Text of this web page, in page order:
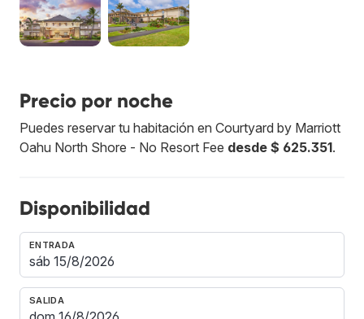
Precio por noche
Puedes reservar tu habitación en Courtyard by Marriott
Oahu North Shore - No Resort Fee desde $ 625.351.
Disponibilidad
ENTRADA
SALIDA